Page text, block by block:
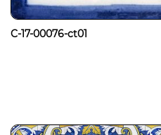
C-17-00076-ct01